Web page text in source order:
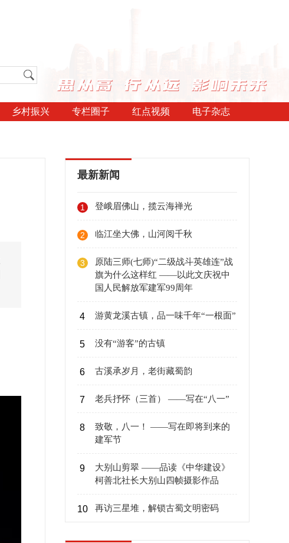
乡村振兴 专栏圈子 红点视频 电子杂志
最新新闻
1 登峨眉佛山，揽云海禅光
2 临江坐大佛，山河阅千秋
3
原陆三师(七师)“二级战斗英雄连”战
旗为什么这样红 ——以此文庆祝中
国人民解放军建军99周年
4 游黄龙溪古镇，品一味千年“一根面”
5 没有“游客”的古镇
6 古溪承岁月，老街藏蜀韵
7 老兵抒怀（三首） ——写在“八一”
8
致敬，八一！ ——写在即将到来的
建军节
9
大别山剪翠 ——品读《中华建设》
柯善北社长大别山四帧摄影作品
10 再访三星堆，解锁古蜀文明密码